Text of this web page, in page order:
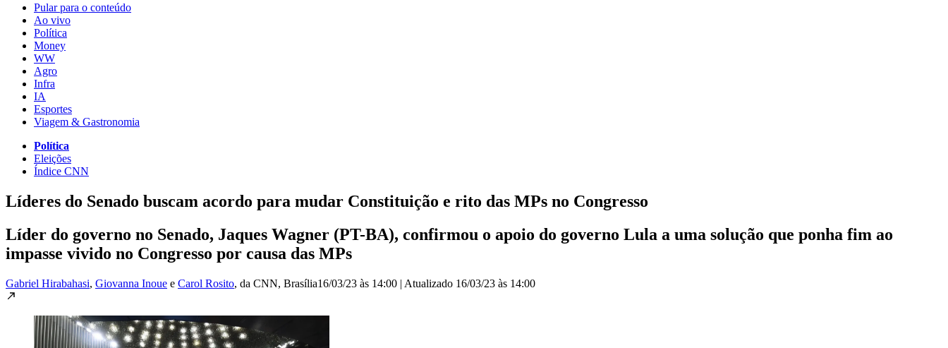
Pular para o conteúdo
Ao vivo
Política
Money
WW
Agro
Infra
IA
Esportes
Viagem & Gastronomia
Política
Eleições
Índice CNN
Líderes do Senado buscam acordo para mudar Constituição e rito das MPs no Congresso
Líder do governo no Senado, Jaques Wagner (PT-BA), confirmou o apoio do governo Lula a uma solução que ponha fim ao
impasse vivido no Congresso por causa das MPs
Gabriel Hirabahasi, Giovanna Inoue e Carol Rosito, da CNN, Brasília16/03/23 às 14:00 | Atualizado 16/03/23 às 14:00